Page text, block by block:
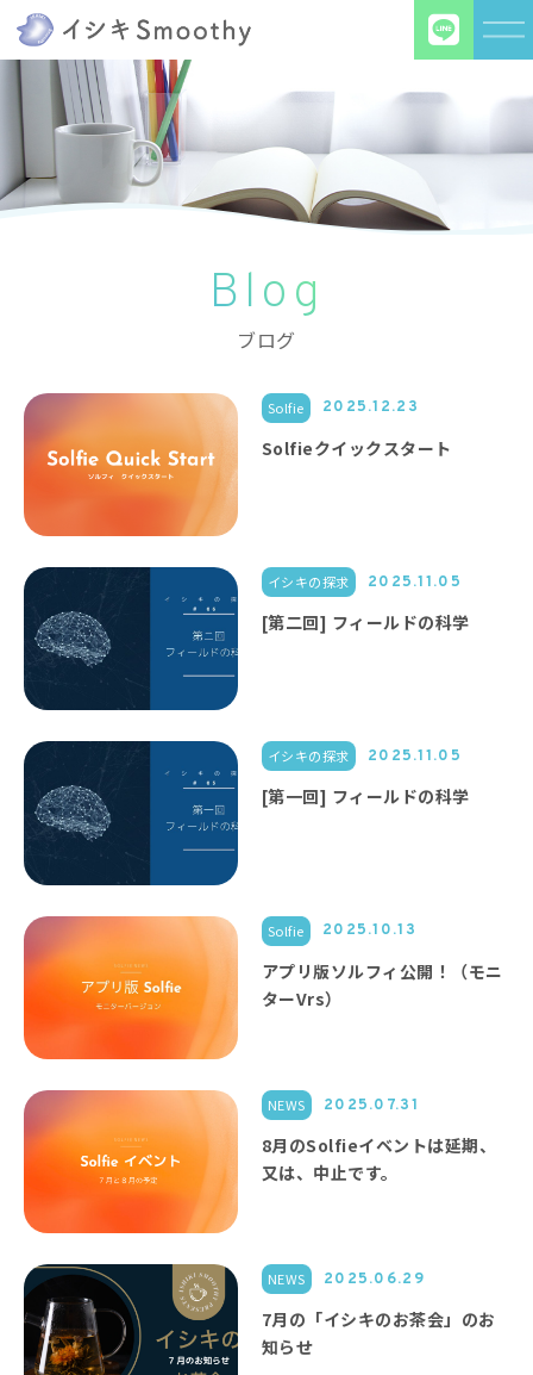
Blog
ブログ
Solfie 2025.12.23
Solfieクイックスタート
イシキの探求 2025.11.05
[第二回] フィールドの科学
イシキの探求 2025.11.05
[第一回] フィールドの科学
Solfie 2025.10.13
アプリ版ソルフィ公開！（モニ
ターVrs）
NEWS 2025.07.31
8月のSolfieイベントは延期、
又は、中止です。
NEWS 2025.06.29
7月の「イシキのお茶会」のお
知らせ